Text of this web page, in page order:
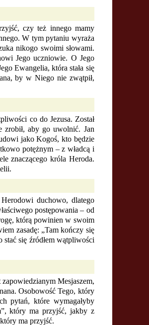
czy też innego mamy
W tym pytaniu wyraża
nikogo swoimi słowami.
Jego uczniowie. O Jego
Ewangelia, która stała się
by w Niego nie zwątpił,
co do Jezusa. Został
zrobił, aby go uwolnić. Jan
jako Kogoś, kto będzie
potężnym – z władcą i
znaczącego króla Heroda.
duchowo, dlatego
postępowania – od
którą powinien w swoim
zasadę: „Tam kończy się
się źródłem wątpliwości
zapowiedzianym Mesjaszem,
Osobowość Tego, który
pytań, które wymagałyby
który ma przyjść, jakby z
ma przyjść.